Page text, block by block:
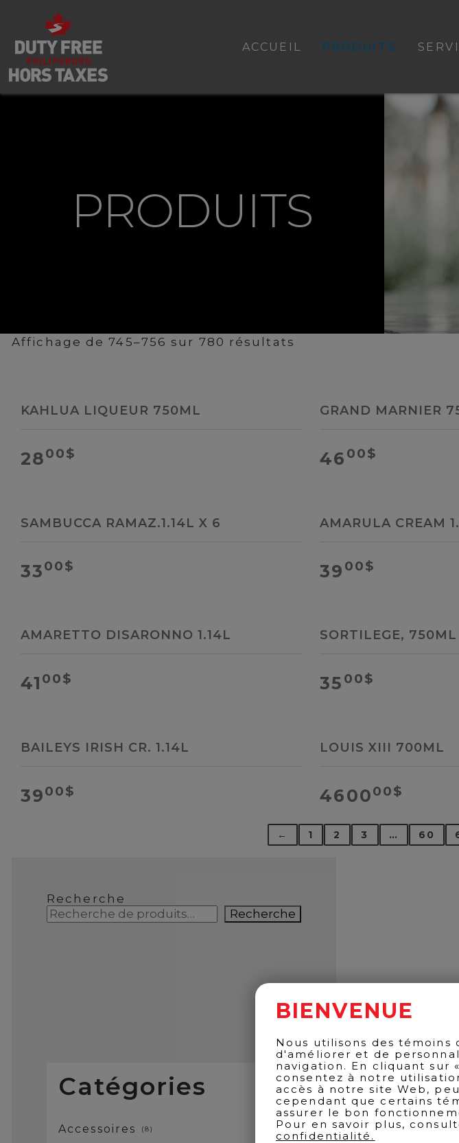
ACCUEIL PRODUITS
PRODUITS
Affichage de 745–756 sur 780 résultats
KAHLUA LIQUEUR 750ML
2800$
GRAND MARNIER
46 00$
SAMBUCCA RAMAZ.1.14L X 6
3300$
AMARULA CREAM
39 00$
AMARETTO DISARONNO 1.14L
41 00$
SORTILEGE, 750ML
35 00$
BAILEYS IRISH CR. 1.14L
3900$
LOUIS XIII 700ML
460000$
← 1 2 3 … 60
Recherche
Recherche
Catégories
Accessoires 8
BIENVENUE
Nous utilisons des témoins
d'améliorer et de
navigation. En cliquant sur
consentez à notre
accès à notre site Web,
cependant que certains
assurer le bon
Pour en savoir plus,
confidentialité.